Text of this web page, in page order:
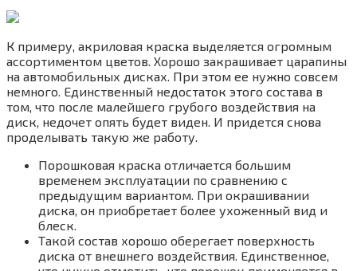
К примеру, акриловая краска выделяется огромным
ассортиментом цветов. Хорошо закрашивает царапины
на автомобильных дисках. При этом ее нужно совсем
немного. Единственный недостаток этого состава в
том, что после малейшего грубого воздействия на
диск, недочет опять будет виден. И придется снова
проделывать такую же работу.
Порошковая краска отличается большим
временем эксплуатации по сравнению с
предыдущим вариантом. При окрашивании
диска, он приобретает более ухоженный вид и
блеск.
Такой состав хорошо оберегает поверхность
диска от внешнего воздействия. Единственное,